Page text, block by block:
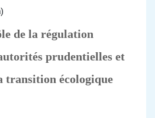
de la régulation
prudentielles et
transition écologique